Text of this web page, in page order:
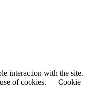
interaction with the site.
of cookies.
Cookie